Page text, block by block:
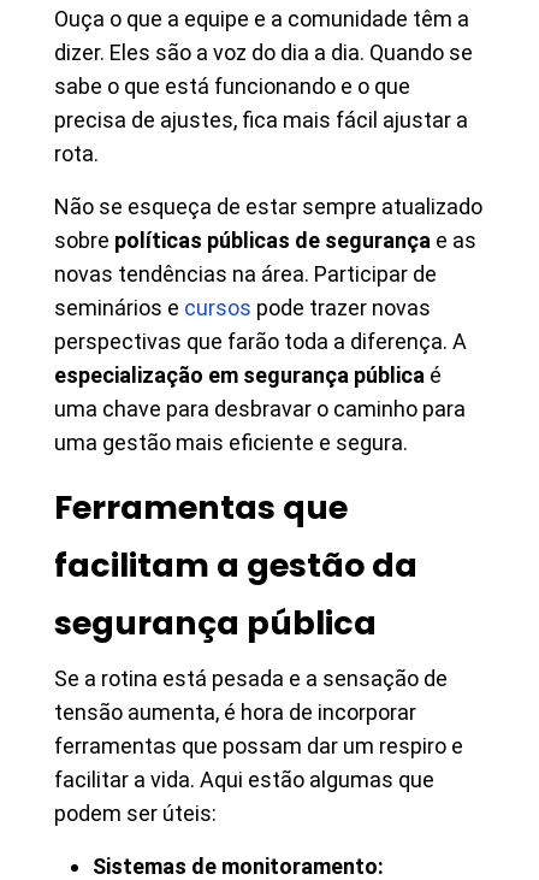
Ouça o que a equipe e a comunidade têm a
dizer. Eles são a voz do dia a dia. Quando se
sabe o que está funcionando e o que
precisa de ajustes, fica mais fácil ajustar a
rota.
Não se esqueça de estar sempre atualizado
sobre políticas públicas de segurança e as
novas tendências na área. Participar de
seminários e cursos pode trazer novas
perspectivas que farão toda a diferença. A
especialização em segurança pública é
uma chave para desbravar o caminho para
uma gestão mais eficiente e segura.
Ferramentas que
facilitam a gestão da
segurança pública
Se a rotina está pesada e a sensação de
tensão aumenta, é hora de incorporar
ferramentas que possam dar um respiro e
facilitar a vida. Aqui estão algumas que
podem ser úteis:
Sistemas de monitoramento: